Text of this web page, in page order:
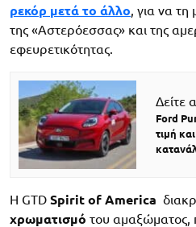
ρεκόρ μετά το άλλο, για να τη
της «Αστερόεσσας» και της
εφευρετικότητας.
Δείτε
Ford
τιμή
Η GTD Spirit of America
χρωματισμό του αμαξώματος,